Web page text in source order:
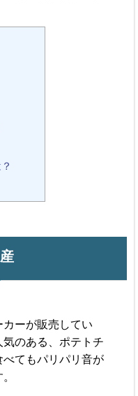
ーが販売してい
のある、ポテトチ
てもパリパリ音が